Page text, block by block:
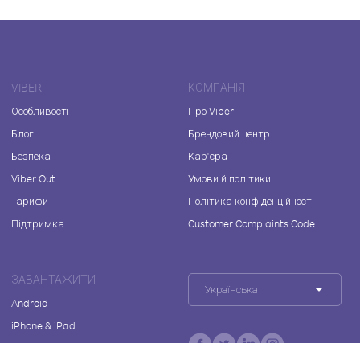
VIBER
Особливості
Блог
Безпека
Viber Out
Тарифи
Підтримка
КОМПАНІЯ
Про Viber
Брендовий центр
Кар'єра
Умови й політики
Політика конфіденційності
Customer Complaints Code
ЗАВАНТАЖИТИ
Android
iPhone & iPad
Українська